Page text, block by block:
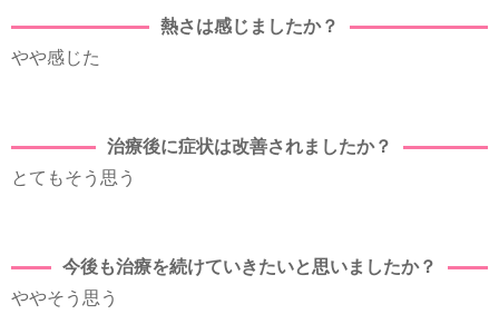
熱さは感じましたか？
やや感じた
治療後に症状は改善されましたか？
とてもそう思う
今後も治療を続けていきたいと思いましたか？
ややそう思う